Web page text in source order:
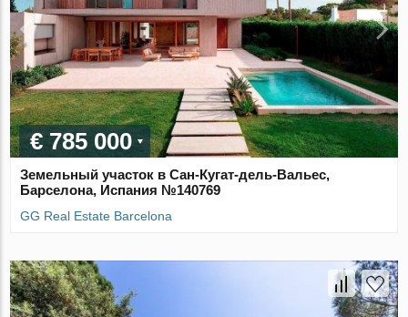
€ 785 000
Земельный участок в Сан-Кугат-дель-Вальес,
Барселона, Испания №140769
GG Real Estate Barcelona